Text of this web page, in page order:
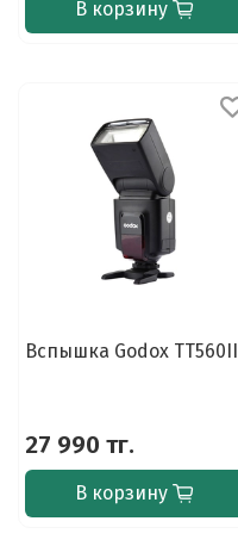
В корзину
Вспышка Godox TT560II
27 990 тг.
В корзину